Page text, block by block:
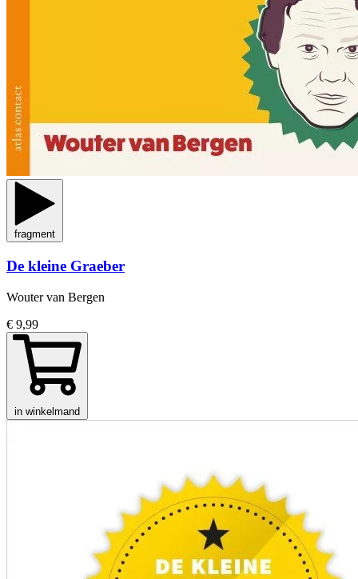
fragment
De kleine Graeber
Wouter van Bergen
€ 9,99
in winkelmand